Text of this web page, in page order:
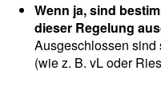
Wenn ja, sind
dieser Regelung
Ausgeschlossen sind
(wie z. B. vL oder